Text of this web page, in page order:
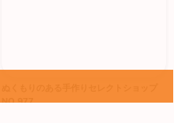
ぬくもりのある手作りセレクトショップ